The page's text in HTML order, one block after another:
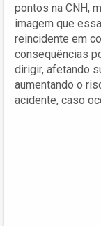
pontos na CNH,
imagem que
reincidente em
consequências
dirigir, afetando
aumentando o
acidente, caso